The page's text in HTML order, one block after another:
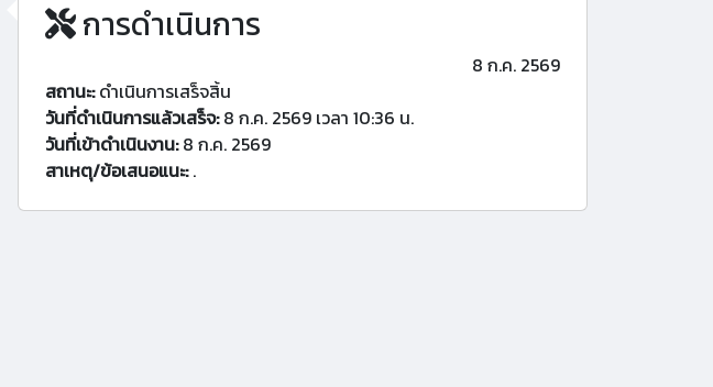
การดำเนินการ
8 ก.ค. 2569
สถานะ:ดำเนินการเสร็จสิ้น
วันที่ดำเนินการแล้วเสร็จ:8 ก.ค. 2569 เวลา 10:36 น.
วันที่เข้าดำเนินงาน:8 ก.ค. 2569
สาเหตุ/ข้อเสนอแนะ:.